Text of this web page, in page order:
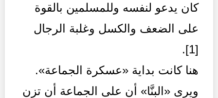
كان يدعو لنفسه وللمسلمين بالقوة
على الضعف والكسل وغلبة الرجال
[1].
هنا كانت بداية «عسكرة الجماعة».
ويرى «البنَّا» أن على الجماعة أن تزن